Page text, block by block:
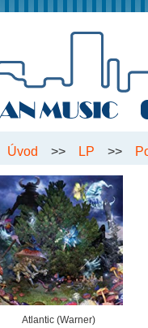
Úvod >> LP >>
Atlantic (Warner)